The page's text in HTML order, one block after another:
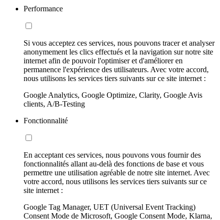
Performance
Si vous acceptez ces services, nous pouvons tracer et analyser
anonymement les clics effectués et la navigation sur notre site
internet afin de pouvoir l'optimiser et d'améliorer en
permanence l'expérience des utilisateurs. Avec votre accord,
nous utilisons les services tiers suivants sur ce site internet :
Google Analytics, Google Optimize, Clarity, Google Avis
clients, A/B-Testing
Fonctionnalité
En acceptant ces services, nous pouvons vous fournir des
fonctionnalités allant au-delà des fonctions de base et vous
permettre une utilisation agréable de notre site internet. Avec
votre accord, nous utilisons les services tiers suivants sur ce
site internet :
Google Tag Manager, UET (Universal Event Tracking)
Consent Mode de Microsoft, Google Consent Mode, Klarna,